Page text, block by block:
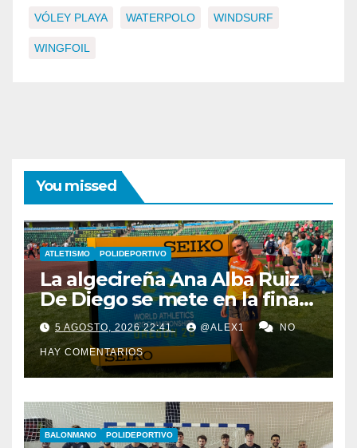
VÓLEY PLAYA WATERPOLO WINDSURF
WINGFOIL
You missed
ATLETISMO POLIDEPORTIVO
La algecireña Ana Alba Ruiz
De Diego se mete en la final
del Mundial Sub-20 con el
Relevo Mixto de 4×400
5 AGOSTO, 2026 22:41 @ALEX1 NO
HAY COMENTARIOS
BALONMANO POLIDEPORTIVO